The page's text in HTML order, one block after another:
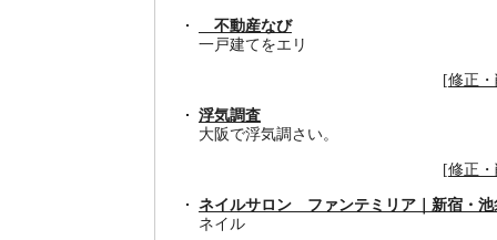
不動産なび
一戸建てをエリ
[修正
浮気調査
大阪で浮気調さい。
[修正
ネイルサロン ファンテミリア｜新宿・池
ネイル